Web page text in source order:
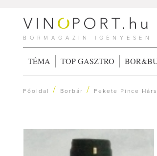
BORMAGAZIN IGÉNYESEN
TÉMA TOP GASZTRO
Főoldal / Borbár / Fekete Pince